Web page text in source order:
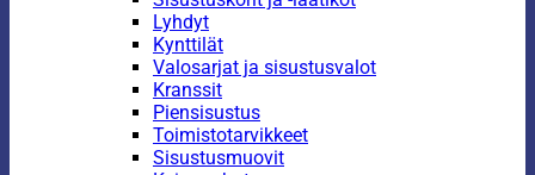
Lyhdyt
Kynttilät
Valosarjat ja sisustusvalot
Kranssit
Piensisustus
Toimistotarvikkeet
Sisustusmuovit